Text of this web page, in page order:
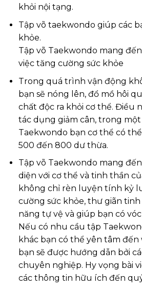
khỏi nội tạng.
Tập võ taekwondo giúp các
khỏe.
Tập võ Taekwondo mang
việc tăng cường sức khỏe
Trong quá trình vận động
bạn sẽ nóng lên, đổ mồ hôi
chất độc ra khỏi cơ thể. Điều
tác dụng giảm cân, trong
Taekwondo bạn cơ thể có
500 đến 800 dư thừa.
Tập võ Taekwondo mang
diện với cơ thể và tinh thần
không chỉ rèn luyện tính kỷ
cường sức khỏe, thư giãn
năng tự vệ và giúp bạn có
Nếu có nhu cầu tập
khác bạn có thể yên tâm đến
bạn sẽ được hướng dẫn bởi
chuyên nghiệp. Hy vọng bài
các thông tin hữu ích đến